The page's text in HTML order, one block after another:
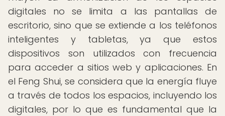
digitales no se limita a las pantallas de
escritorio, sino que se extiende a los teléfonos
inteligentes y tabletas, ya que estos
dispositivos son utilizados con frecuencia
para acceder a sitios web y aplicaciones. En
el Feng Shui, se considera que la energía fluye
a través de todos los espacios, incluyendo los
digitales, por lo que es fundamental que la